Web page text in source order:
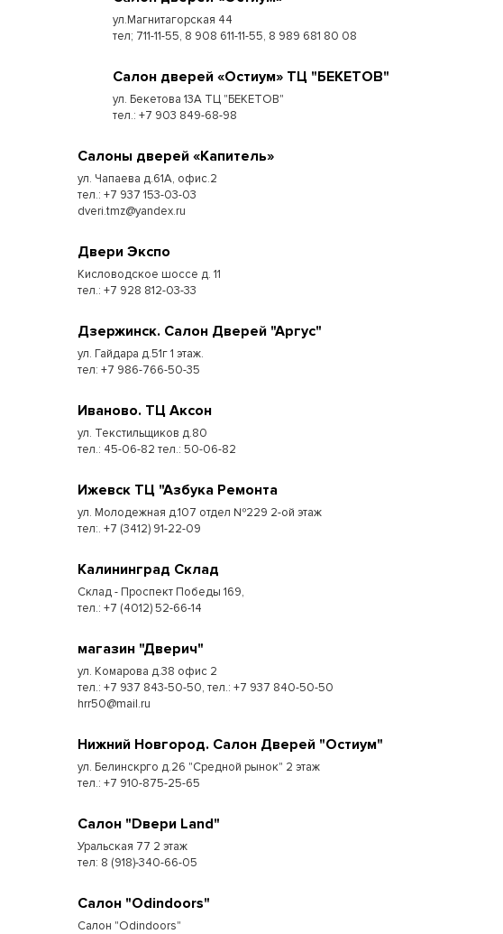
ул.Магнитагорская 44
тел; 711-11-55, 8 908 611-11-55, 8 989 681 80 08
Cалон дверей «Остиум» ТЦ "БЕКЕТОВ"
ул. Бекетова 13А ТЦ "БЕКЕТОВ"
тел.: +7 903 849-68-98
Cалоны дверей «Капитель»
ул. Чапаева д.61А, офис.2
тел.: +7 937 153-03-03
dveri.tmz@yandex.ru
Двери Экспо
Кисловодское шоссе д. 11
тел.: +7 928 812-03-33
Дзержинск. Салон Дверей "Аргус"
ул. Гайдара д.51г 1 этаж.
тел: +7 986-766-50-35
Иваново. ТЦ Аксон
ул. Текстильщиков д.80
тел.: 45-06-82 тел.: 50-06-82
Ижевск ТЦ "Азбука Ремонта
ул. Молодежная д.107 отдел №229 2-ой этаж
тел:. +7 (3412) 91-22-09
Калининград Склад
Склад - Проспект Победы 169,
тел.:​ +7 (4012) 52-66-14
магазин "Дверич"
ул. Комарова д.38 офис 2
тел.: +7 937 843-50-50, тел.: +7 937 840-50-50
hrr50@mail.ru
Нижний Новгород. Салон Дверей "Остиум"
ул. Белинскрго д.26 "Средной рынок" 2 этаж
тел.: +7 910-875-25-65
Салон "Dвери Land"
Уральская 77 2 этаж
тел: 8 (918)-340-66-05
Салон "Odindoors"
Салон "Odindoors"